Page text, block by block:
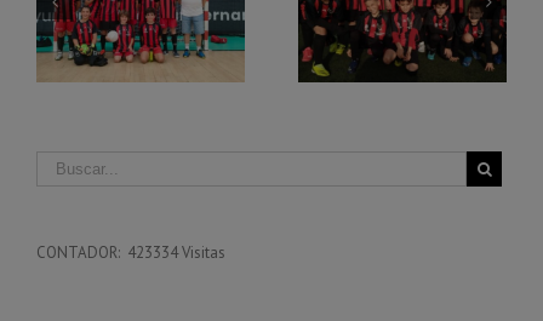
Equipo Benjamín
Reanudación
competición de
Benjamines
CONTADOR: 423334 Visitas